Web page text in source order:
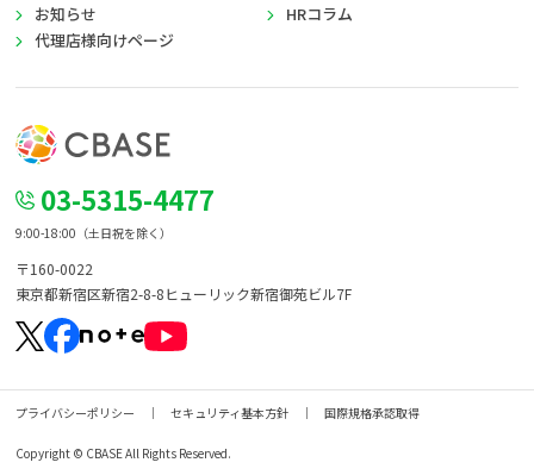
お知らせ
HRコラム
代理店様向けページ
03-5315-4477
9:00-18:00（土日祝を除く）
〒160-0022
東京都新宿区新宿2-8-8ヒューリック新宿御苑ビル7F
プライバシーポリシー セキュリティ基本方針 国際規格承認取得
Copyright © CBASE All Rights Reserved.